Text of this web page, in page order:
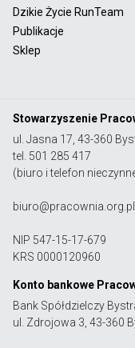
Dzikie Życie RunTeam
Publikacje
Sklep
Stowarzyszenie
ul. Jasna 17, 43-360
tel. 501 285 417
(biuro i telefon
biuro@pracownia.org.pl
NIP 547-15-17-679
KRS 0000120960
Konto bankowe
Bank Spółdzielczy
ul. Zdrojowa 3, 43-360